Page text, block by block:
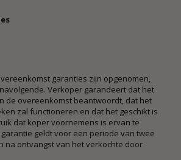
garanties zijn opgenomen,
Verkoper garandeert dat het
de overeenkomst beantwoordt, dat het
zal functioneren en dat het geschikt is
dat koper voornemens is ervan te
geldt voor een periode van twee
na ontvangst van het verkochte door